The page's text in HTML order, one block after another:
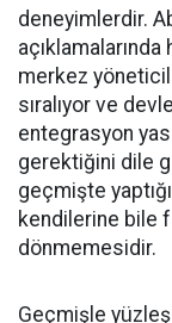
deneyimlerdir.
merkez
sıralıyor ve
entegrasyon
gerektiğini dile
geçmişte
kendilerine bile
dönmemesidir.
Geçmişle